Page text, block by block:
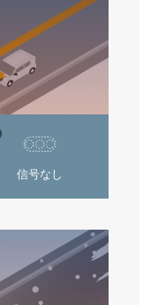
信号なし